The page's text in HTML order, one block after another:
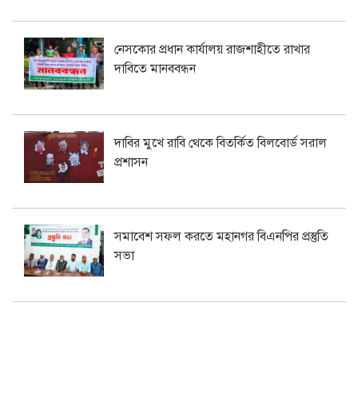
নেসকোর প্রধান কার্যালয় রাজশাহীতে রাখার
দাবিতে মানববন্ধন
দাবির মুখে রাবি থেকে বিতর্কিত বিলবোর্ড সরাল
প্রশাসন
সমাবেশ সফল করতে মহানগর বিএনপির প্রস্তুতি
সভা